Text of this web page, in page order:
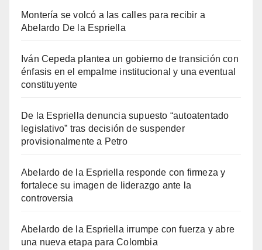
Montería se volcó a las calles para recibir a
Abelardo De la Espriella
Iván Cepeda plantea un gobierno de transición con
énfasis en el empalme institucional y una eventual
constituyente
De la Espriella denuncia supuesto “autoatentado
legislativo” tras decisión de suspender
provisionalmente a Petro
Abelardo de la Espriella responde con firmeza y
fortalece su imagen de liderazgo ante la
controversia
Abelardo de la Espriella irrumpe con fuerza y abre
una nueva etapa para Colombia